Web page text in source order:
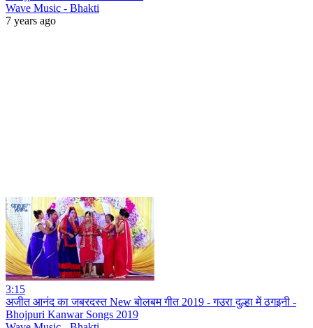
Wave Music - Bhakti
7 years ago
3:15
अजीत आनंद का जबरदस्त New बोलबम गीत 2019 - गउरा दुल्हा में ठगइनी -
Bhojpuri Kanwar Songs 2019